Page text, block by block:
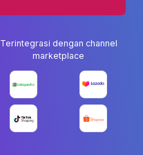
Terintegrasi dengan channel
marketplace